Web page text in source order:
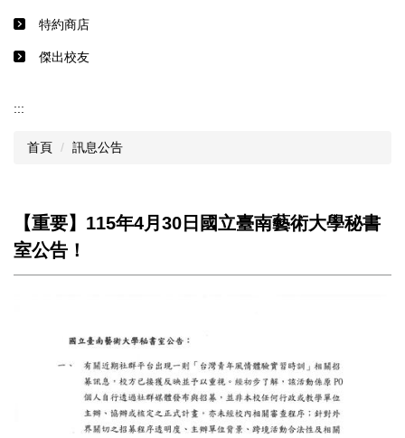
特約商店
傑出校友
:::
首頁 訊息公告
【重要】115年4月30日國立臺南藝術大學秘書
室公告！